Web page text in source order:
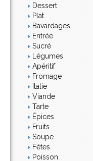
Dessert
Plat
Bavardages
Entrée
Sucré
Légumes
Apéritif
Fromage
Italie
Viande
Tarte
Épices
Fruits
Soupe
Fêtes
Poisson